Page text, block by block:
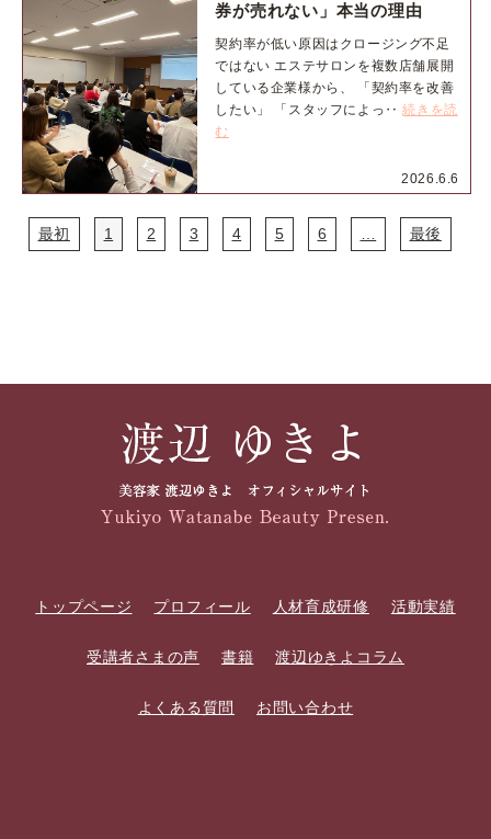
2026.6.6
券が売れない」本当の理由
契約率が低い原因はクロージング不足
ではない エステサロンを複数店舗展開
している企業様から、 「契約率を改善
したい」 「スタッフによっ‥続きを読
む
最初 1 2 3 4 5 6 … 最後
トップページ プロフィール 人材育成研修 活動実績
受講者さまの声 書籍 渡辺ゆきよコラム
よくある質問 お問い合わせ